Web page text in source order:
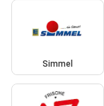
Simmel